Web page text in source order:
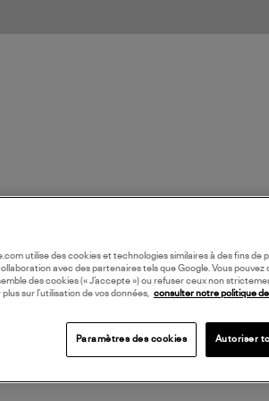
utilise des cookies et technologies similaires à des fins
avec des partenaires tels que Google. Vous pouvez
des cookies (« J’accepte ») ou refuser ceux non
plus sur l’utilisation de vos données, consulter notre politique
Paramètres des cookies Autoriser